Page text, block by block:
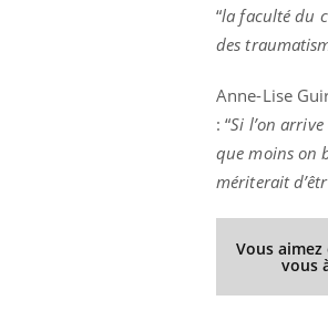
“la faculté du
des
Anne-Lise
: “Si l’on
que moins on
mériterait
Vous
vous